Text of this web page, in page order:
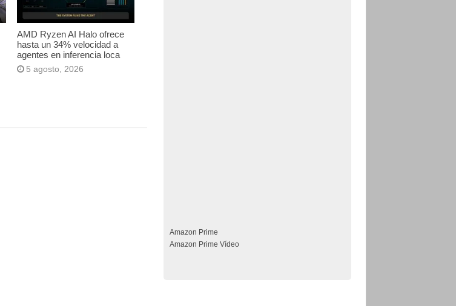
AMD Ryzen AI Halo ofrece
hasta un 34% velocidad a
agentes en inferencia loca
5 agosto, 2026
Amazon Prime
Amazon Prime Vídeo